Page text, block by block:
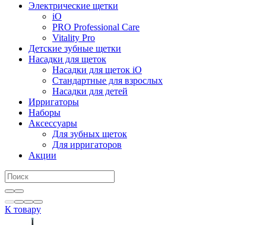
Электрические щетки
iO
PRO Professional Care
Vitality Pro
Детские зубные щетки
Насадки для щеток
Насадки для щеток iO
Стандартные для взрослых
Насадки для детей
Ирригаторы
Наборы
Аксессуары
Для зубных щеток
Для ирригаторов
Акции
К товару